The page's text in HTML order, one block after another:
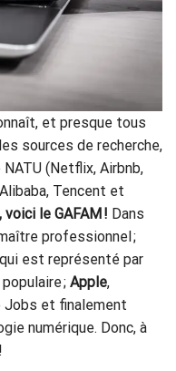
et presque tous
sources de recherche,
(Netflix, Airbnb,
Tencent et
le GAFAM ! Dans
professionnel ;
est représenté par
; Apple,
Jobs et finalement
numérique. Donc, à